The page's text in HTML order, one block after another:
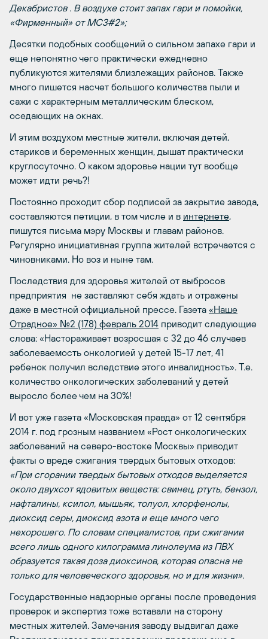
Декабристов . В воздухе стоит запах гари и помойки,
«Фирменный» от МС3#2»;
Десятки подобных сообщений о сильном запахе гари и
еще непонятно чего практически ежедневно
публикуются жителями близлежащих районов. Также
много пишется насчет большого количества пыли и
сажи с характерным металлическим блеском,
оседающих на окнах.
И этим воздухом местные жители, включая детей,
стариков и беременных женщин, дышат практически
круглосуточно. О каком здоровье нации тут вообще
может идти речь?!
Постоянно проходит сбор подписей за закрытие завода,
составляются петиции, в том числе и в интернете,
пишутся письма мэру Москвы и главам районов.
Регулярно инициативная группа жителей встречается с
чиновниками. Но воз и ныне там.
Последствия для здоровья жителей от выбросов
предприятия не заставляют себя ждать и отражены
даже в местной официальной прессе. Газета «Наше
Отрадное» №2 (178) февраль 2014 приводит следующие
слова: «Настораживает возросшая с 32 до 46 случаев
заболеваемость онкологией у детей 15-17 лет, 41
ребенок получил вследствие этого инвалидность». Т.е.
количество онкологических заболеваний у детей
выросло более чем на 30%!
И вот уже газета «Московская правда» от 12 сентября
2014 г. под грозным названием «Рост онкологических
заболеваний на северо-востоке Москвы» приводит
факты о вреде сжигания твердых бытовых отходов:
«При сгорании твердых бытовых отходов выделяется
около двухсот ядовитых веществ: свинец, ртуть, бензол,
нафталины, ксилол, мышьяк, толуол, хлорфенолы,
диоксид серы, диоксид азота и еще много чего
нехорошего. По словам специалистов, при сжигании
всего лишь одного килограмма линолеума из ПВХ
образуется такая доза диоксинов, которая опасна не
только для человеческого здоровья, но и для жизни».
Государственные надзорные органы после проведения
проверок и экспертиз тоже вставали на сторону
местных жителей. Замечания заводу выдвигал даже